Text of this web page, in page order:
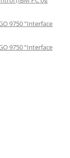
9750 “Interface
9750 “Interface